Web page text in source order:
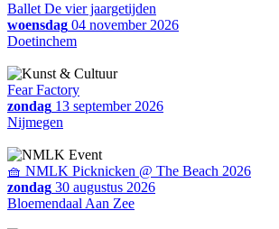
Ballet De vier jaargetijden
woensdag 04 november 2026
Doetinchem
Fear Factory
zondag 13 september 2026
Nijmegen
🧺 NMLK Picknicken @ The Beach 2026
zondag 30 augustus 2026
Bloemendaal Aan Zee